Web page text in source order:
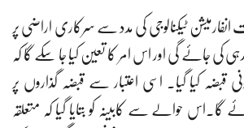
ٹیکنالوجی کی مدد سے سرکاری اراضی پر
کی جائے گی اور اس امر کا تعین کیا جا سکے گا کہ
قبضہ کیا گیا۔ اسی اعتبار سے قبضہ گذاروں پر
گا۔اس حوالے سے کابینہ کو بتایا گیا کہ متعلقہ